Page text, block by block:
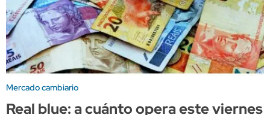
Mercado cambiario
Real blue: a cuánto opera este viernes